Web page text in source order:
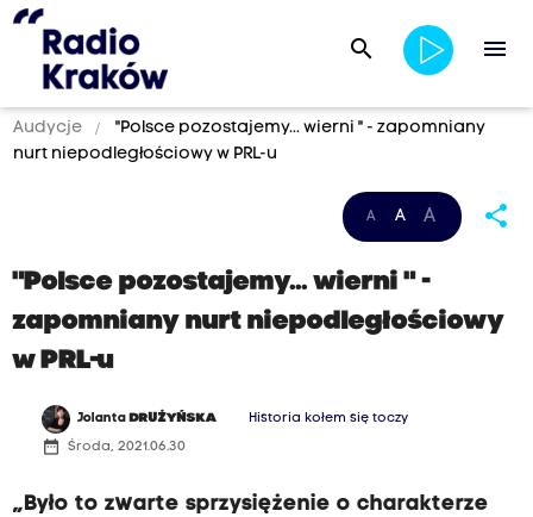
search menu
Audycje
"Polsce pozostajemy... wierni " - zapomniany
nurt niepodległościowy w PRL-u
A A A share
"Polsce pozostajemy... wierni " -
zapomniany nurt niepodległościowy
w PRL-u
Jolanta DRUŻYŃSKA Historia kołem się toczy
date_range Środa, 2021.06.30
„Było to zwarte sprzysiężenie o charakterze